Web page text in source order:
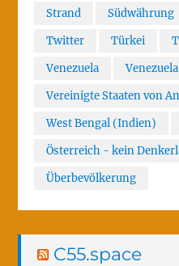
Strand
Südwährung
Twitter
Türkei
Venezuela
Vereinigte Staaten von
West Bengal (Indien)
Österreich - kein
Überbevölkerung
C55.space